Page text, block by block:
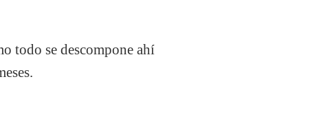
todo se descompone ahí